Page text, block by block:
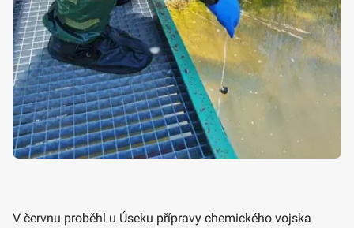
V červnu proběhl u Úseku přípravy chemického vojska